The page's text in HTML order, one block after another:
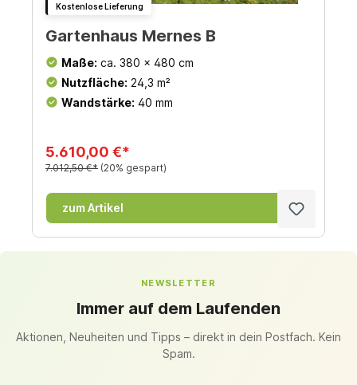
Kostenlose Lieferung
Gartenhaus Mernes B
Maße: ca. 380 x 480 cm
Nutzfläche: 24,3 m²
Wandstärke: 40 mm
5.610,00 €*
7.012,50 €* (20% gespart)
zum Artikel
NEWSLETTER
Immer auf dem Laufenden
Aktionen, Neuheiten und Tipps – direkt in dein Postfach. Kein
Spam.